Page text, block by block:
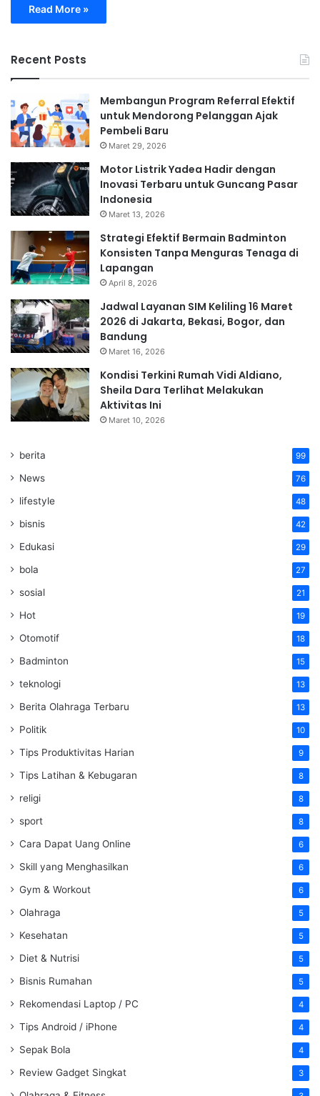
Read More »
Recent Posts
Membangun Program Referral Efektif
untuk Mendorong Pelanggan Ajak
Pembeli Baru
Maret 29, 2026
Motor Listrik Yadea Hadir dengan
Inovasi Terbaru untuk Guncang Pasar
Indonesia
Maret 13, 2026
Strategi Efektif Bermain Badminton
Konsisten Tanpa Menguras Tenaga di
Lapangan
April 8, 2026
Jadwal Layanan SIM Keliling 16 Maret
2026 di Jakarta, Bekasi, Bogor, dan
Bandung
Maret 16, 2026
Kondisi Terkini Rumah Vidi Aldiano,
Sheila Dara Terlihat Melakukan
Aktivitas Ini
Maret 10, 2026
berita 99
News 76
lifestyle 48
bisnis 42
Edukasi 29
bola 27
sosial 21
Hot 19
Otomotif 18
Badminton 15
teknologi 13
Berita Olahraga Terbaru 13
Politik 10
Tips Produktivitas Harian 9
Tips Latihan & Kebugaran 8
religi 8
sport 8
Cara Dapat Uang Online 6
Skill yang Menghasilkan 6
Gym & Workout 6
Olahraga 5
Kesehatan 5
Diet & Nutrisi 5
Bisnis Rumahan 5
Rekomendasi Laptop / PC 4
Tips Android / iPhone 4
Sepak Bola 4
Review Gadget Singkat 3